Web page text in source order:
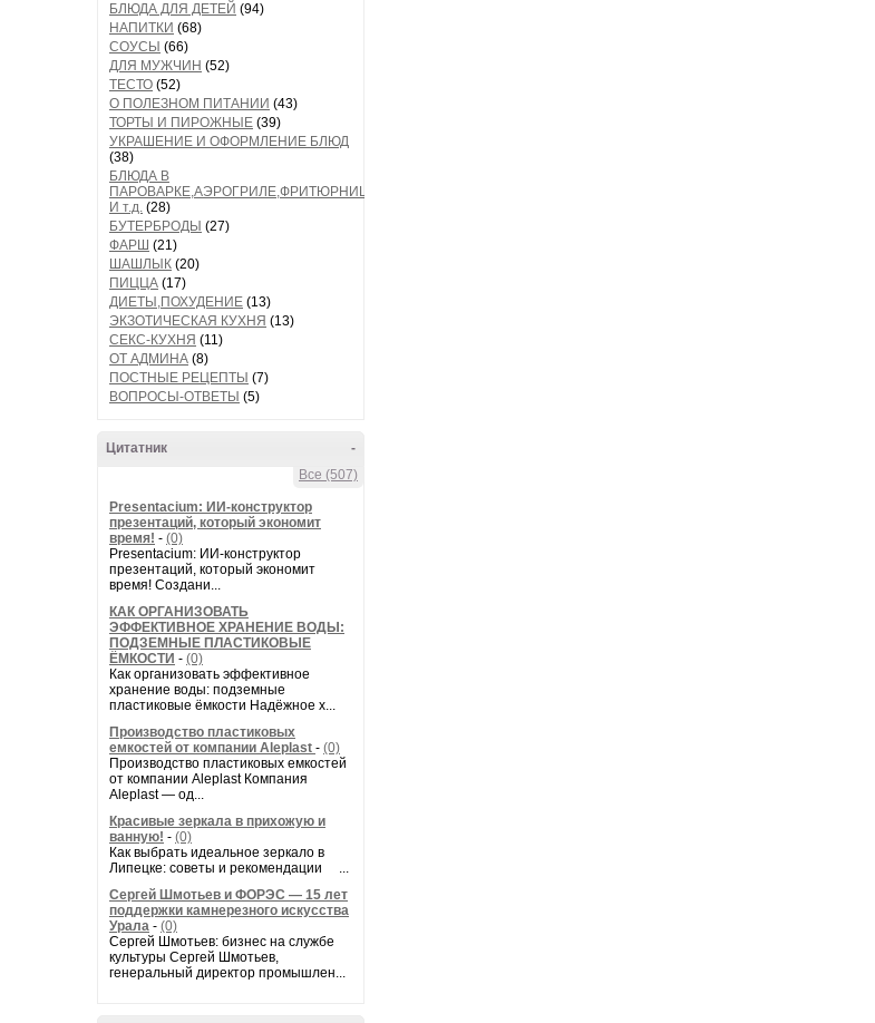
БЛЮДА ДЛЯ ДЕТЕЙ (94)
НАПИТКИ (68)
СОУСЫ (66)
ДЛЯ МУЖЧИН (52)
ТЕСТО (52)
О ПОЛЕЗНОМ ПИТАНИИ (43)
ТОРТЫ И ПИРОЖНЫЕ (39)
УКРАШЕНИЕ И ОФОРМЛЕНИЕ БЛЮД
(38)
БЛЮДА В
ПАРОВАРКЕ,АЭРОГРИЛЕ,ФРИТЮРНИЦЕ
И т.д. (28)
БУТЕРБРОДЫ (27)
ФАРШ (21)
ШАШЛЫК (20)
ПИЦЦА (17)
ДИЕТЫ,ПОХУДЕНИЕ (13)
ЭКЗОТИЧЕСКАЯ КУХНЯ (13)
СЕКС-КУХНЯ (11)
ОТ АДМИНА (8)
ПОСТНЫЕ РЕЦЕПТЫ (7)
ВОПРОСЫ-ОТВЕТЫ (5)
-
Цитатник
Все (507)
Presentacium: ИИ‑конструктор
презентаций, который экономит
время! - (0)
Presentacium: ИИ‑конструктор
презентаций, который экономит
время! Создани...
КАК ОРГАНИЗОВАТЬ
ЭФФЕКТИВНОЕ ХРАНЕНИЕ ВОДЫ:
ПОДЗЕМНЫЕ ПЛАСТИКОВЫЕ
ЁМКОСТИ - (0)
Как организовать эффективное
хранение воды: подземные
пластиковые ёмкости Надёжное х...
Производство пластиковых
емкостей от компании Aleplast - (0)
Производство пластиковых емкостей
от компании Aleplast Компания
Aleplast — од...
Красивые зеркала в прихожую и
ванную! - (0)
Как выбрать идеальное зеркало в
Липецке: советы и рекомендации ...
Сергей Шмотьев и ФОРЭС — 15 лет
поддержки камнерезного искусства
Урала - (0)
Сергей Шмотьев: бизнес на службе
культуры Сергей Шмотьев,
генеральный директор промышлен...